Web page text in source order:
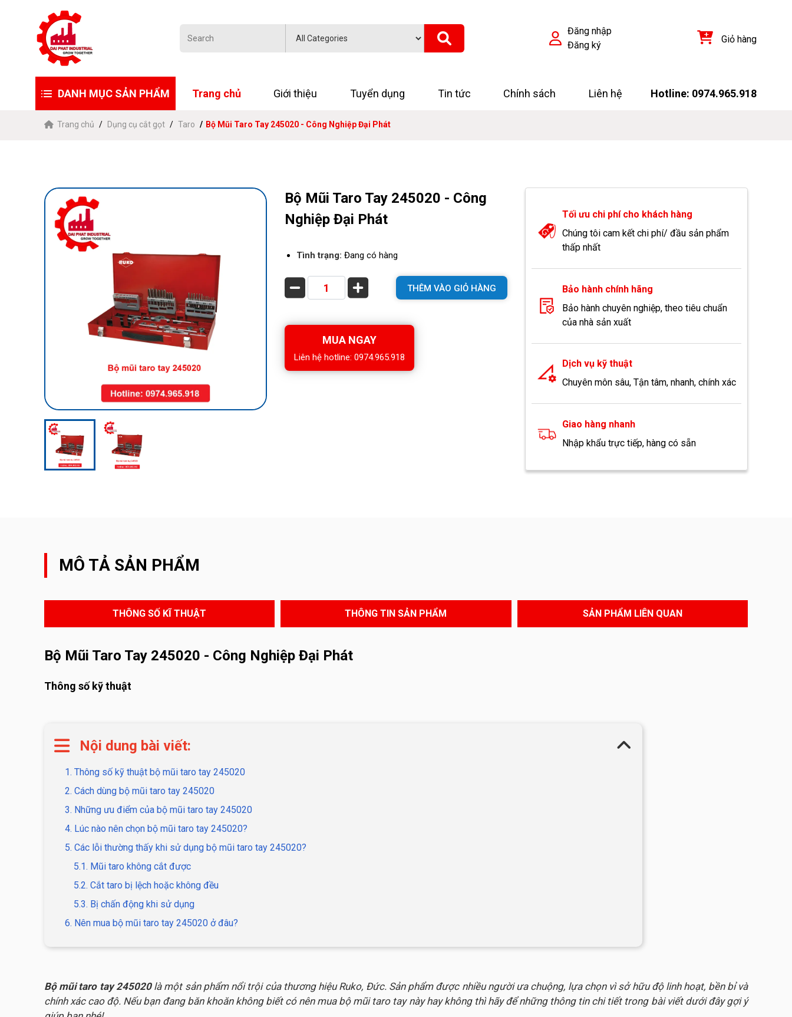
Đăng nhập
Đăng ký
Giỏ hàng
DANH MỤC SẢN PHẨM Trang chủ Giới thiệu Tuyển dụng Tin tức Chính sách Liên hệ Hotline: 0974.965.918
Trang chủ Dụng cụ cắt gọt Taro Bộ Mũi Taro Tay 245020 - Công Nghiệp Đại Phát
Bộ Mũi Taro Tay 245020 - Công
Nghiệp Đại Phát
Tình trạng: Đang có hàng
THÊM VÀO GIỎ HÀNG
MUA NGAY
Liên hệ hotline: 0974.965.918
Tối ưu chi phí cho khách hàng
Chúng tôi cam kết chi phí/ đầu sản phẩm
thấp nhất
Bảo hành chính hãng
Bảo hành chuyên nghiệp, theo tiêu chuẩn
của nhà sản xuất
Dịch vụ kỹ thuật
Chuyên môn sâu, Tận tâm, nhanh, chính xác
Giao hàng nhanh
Nhập khẩu trực tiếp, hàng có sẵn
MÔ TẢ SẢN PHẨM
THÔNG SỐ KĨ THUẬT THÔNG TIN SẢN PHẨM SẢN PHẨM LIÊN QUAN
Bộ Mũi Taro Tay 245020 - Công Nghiệp Đại Phát
Thông số kỹ thuật
Nội dung bài viết:
1. Thông số kỹ thuật bộ mũi taro tay 245020
2. Cách dùng bộ mũi taro tay 245020
3. Những ưu điểm của bộ mũi taro tay 245020
4. Lúc nào nên chọn bộ mũi taro tay 245020?
5. Các lỗi thường thấy khi sử dụng bộ mũi taro tay 245020?
5.1. Mũi taro không cắt được
5.2. Cắt taro bị lệch hoặc không đều
5.3. Bị chấn động khi sử dụng
6. Nên mua bộ mũi taro tay 245020 ở đâu?
Bộ mũi taro tay 245020là một sản phẩm nổi trội của thương hiệu Ruko, Đức. Sản phẩm được nhiều người ưa chuộng, lựa chọn vì sở hữu độ linh hoạt, bền bỉ và
chính xác cao độ. Nếu bạn đang băn khoăn không biết có nên mua bộ mũi taro tay này hay không thì hãy để những thông tin chi tiết trong bài viết dưới đây gợi ý